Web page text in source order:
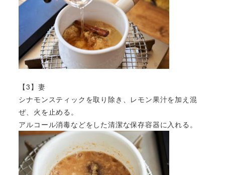
【3】妻
シナモンスティックを取り除き、レモン果汁を加え混
ぜ、火を止める。
アルコール消毒などをした清潔な保存容器に入れる。